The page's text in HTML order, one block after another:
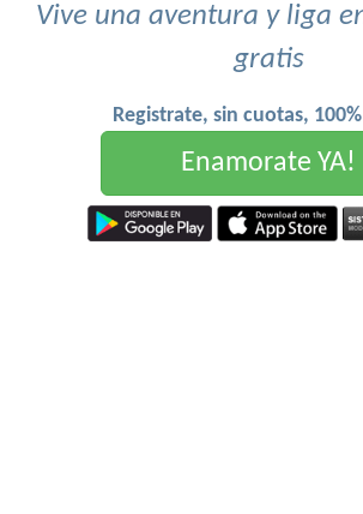
Vive una aventura y liga
gratis
Registrate, sin cuotas,
Enamorate YA!